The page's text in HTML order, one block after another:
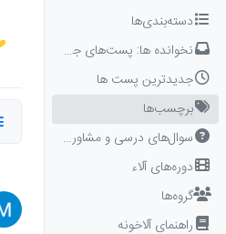
Skip to content
دسته‌بندی‌ها
نخوانده ها: پست‌های جدید برای شما
جدیدترین پست ها
برچسب‌ها
سوال‌های درسی و مشاوره‌ای
دوره‌های آلاء
گروه‌ها
راهنمای آلاخونه